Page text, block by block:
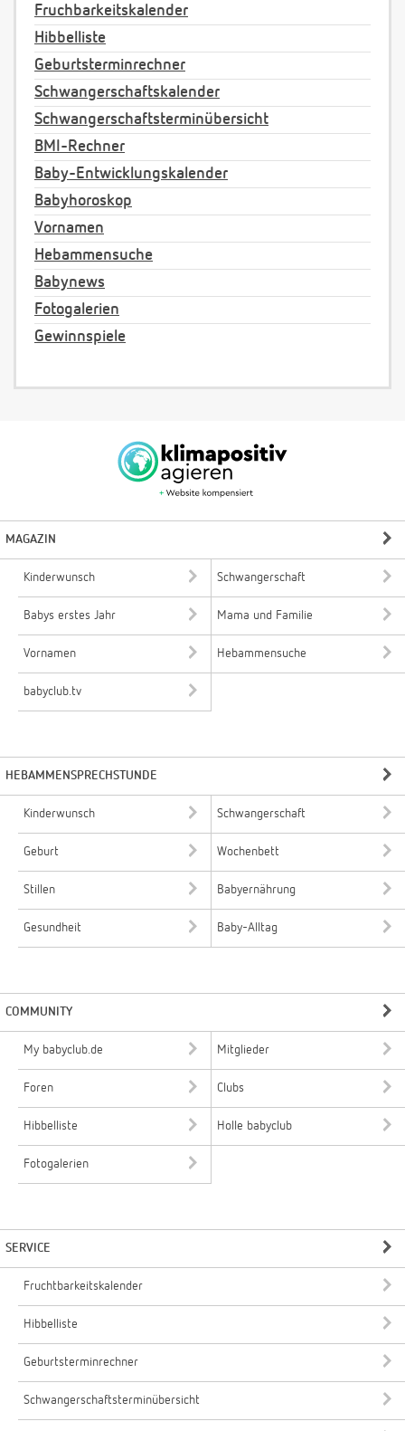
Fruchbarkeitskalender
Hibbelliste
Geburtsterminrechner
Schwangerschaftskalender
Schwangerschaftsterminübersicht
BMI-Rechner
Baby-Entwicklungskalender
Babyhoroskop
Vornamen
Hebammensuche
Babynews
Fotogalerien
Gewinnspiele
MAGAZIN
Kinderwunsch Schwangerschaft
Babys erstes Jahr Mama und Familie
Vornamen Hebammensuche
babyclub.tv
HEBAMMENSPRECHSTUNDE
Kinderwunsch Schwangerschaft
Geburt Wochenbett
Stillen Babyernährung
Gesundheit Baby-Alltag
COMMUNITY
My babyclub.de Mitglieder
Foren Clubs
Hibbelliste Holle babyclub
Fotogalerien
SERVICE
Fruchtbarkeitskalender
Hibbelliste
Geburtsterminrechner
Schwangerschaftsterminübersicht